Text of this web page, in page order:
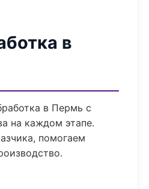
в
в Пермь с
на каждом этапе.
помогаем